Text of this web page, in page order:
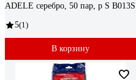
ADELE cеребро, 50 пар, р S B013S
5(1)
В корзину